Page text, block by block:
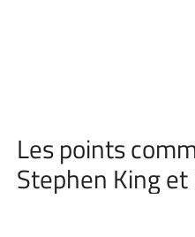
Les points
Stephen King